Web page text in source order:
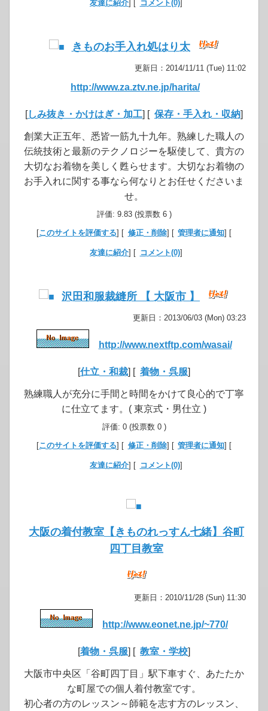
友達に紹介 コメント(0)]
きものお手入れ処はり太
更新日：2014/11/11 (Tue) 11:02
http://www.za.ztv.ne.jp/harita/
[しみ抜き・かけはぎ・加工] [ 保存・手入れ・収納]
創業大正五年、悉皆一筋九十九年。熟練した職人の
伝統技術と最新のテクノロジーを駆使して、貴方の
大切なお着物を美しく甦らせます。大切なお着物の
お手入れに関する事なら何なりとお任せくださいま
せ。
評価: 9.83 (投票数 6 )
[このサイトを評価する] [ 修正・削除] [ 管理者に通知] [
友達に紹介] [ コメント(0)]
沢田和服裁縫所 【 大阪市 】
更新日：2013/06/03 (Mon) 03:23
http://www.nextftp.com/wasai/
[仕立・和裁] [ 着物・呉服]
熟練職人が充分に手間と時間をかけて良心的で丁寧
に仕立てます。( 東京式・男仕立 )
評価: 0 (投票数 0 )
[このサイトを評価する] [ 修正・削除] [ 管理者に通知] [
友達に紹介] [ コメント(0)]
大阪の着付教室【きものれっすん七緒】谷町
四丁目教室
更新日：2010/11/28 (Sun) 11:30
http://www.eonet.ne.jp/~770/
[着物・呉服] [ 教室・学校]
大阪市中央区「谷町四丁目」駅下車すぐ、あたたか
な町屋での個人着付教室です。
初心者の方のレッスン～師範を志す方のレッスン、